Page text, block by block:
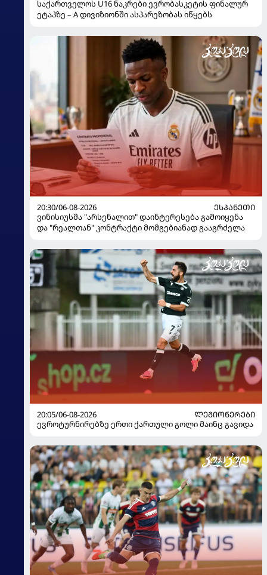
საქართველოს U16 ნაკრები ევრობასკეტის ფინალურ
ეტაპზე – A დივიზიონში ასპარეზობას იწყებს
20:30/06-08-2026
ᲔᲡᲞᲐᲜᲔᲗᲘ
ვინისიუსმა "არსენალით" დაინტერესება გამოიყენა
და "რეალთან" კონტრაქტი მომგებიანად გააგრძელა
20:05/06-08-2026
ᲚᲔᲒᲘᲝᲜᲔᲠᲔᲑᲘ
ევროტურნირებზე ერთი ქართული გოლი მაინც გავიდა